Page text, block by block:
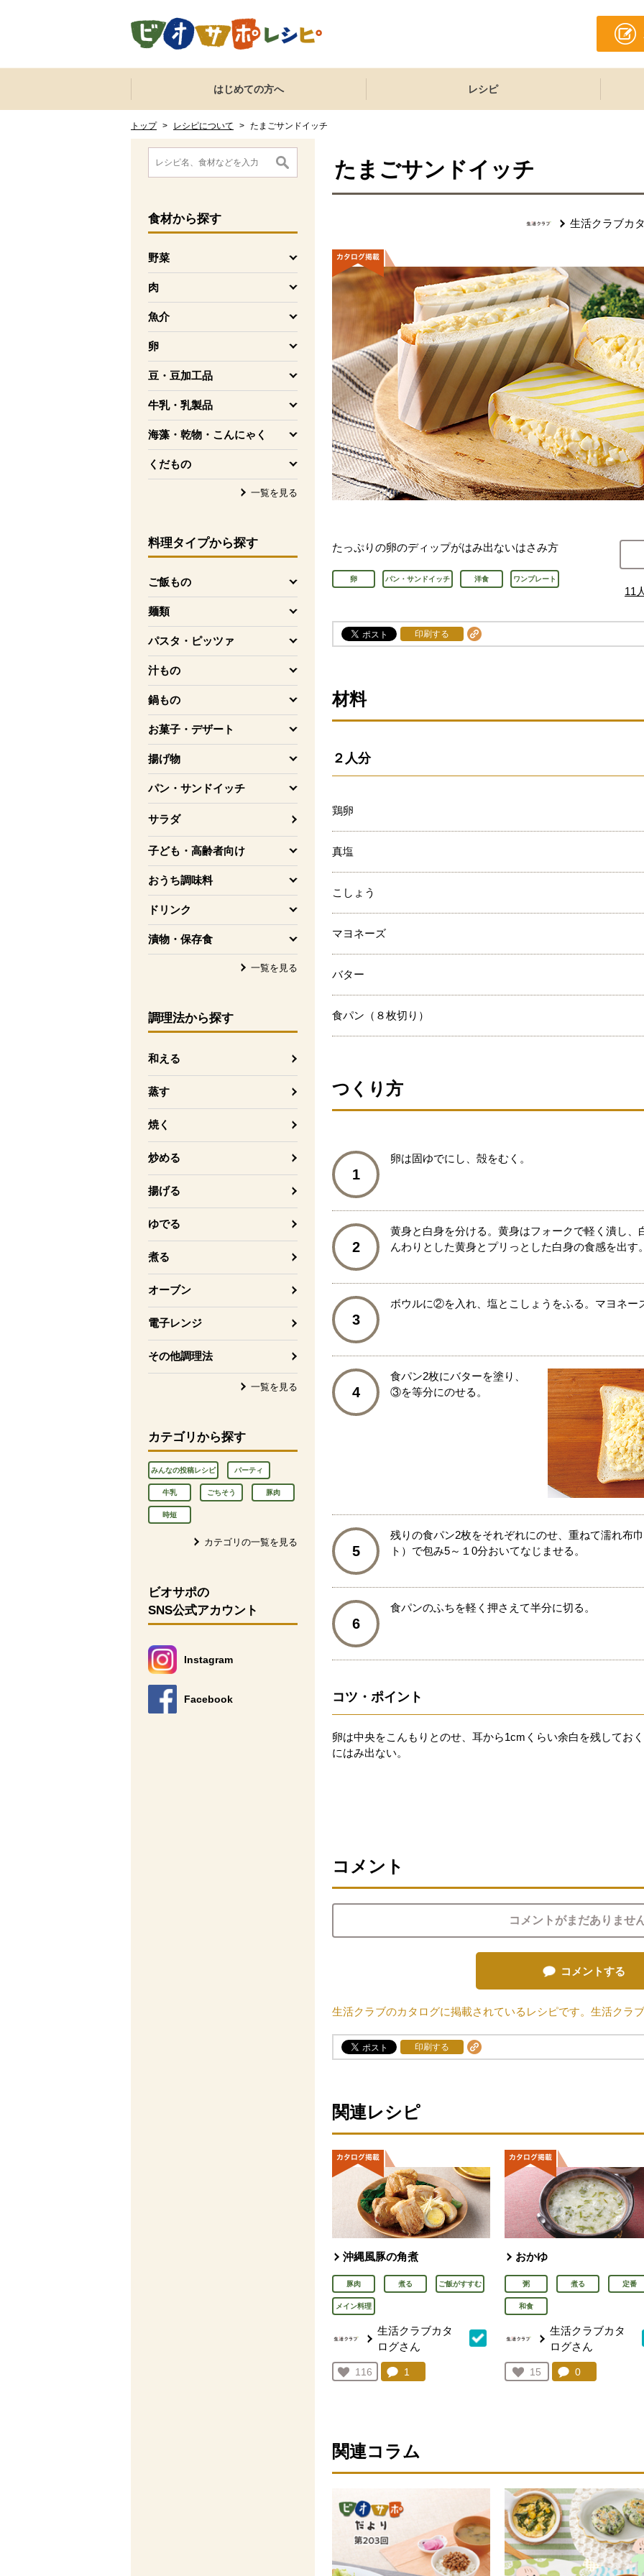
ここからサイト内共通メニューです。
サイト内共通メニューをスキップする
はじめての方へ レシピ
トップ > レシピについて > たまごサンドイッチ
ここから消費材検索メニューです。
食材から探す
野菜
を開く
肉
を開く
魚介
を開く
卵
を開く
豆・豆加工品
を開く
牛乳・乳製品
を開く
海藻・乾物・こんにゃく
を開く
くだもの
を開く
一覧を見る
料理タイプから探す
ご飯もの
を開く
麺類
を開く
パスタ・ピッツァ
を開く
汁もの
を開く
鍋もの
を開く
お菓子・デザート
を開く
揚げ物
を開く
パン・サンドイッチ
を開く
サラダ
子ども・高齢者向け
を開く
おうち調味料
を開く
ドリンク
を開く
漬物・保存食
を開く
一覧を見る
調理法から探す
和える
蒸す
焼く
炒める
揚げる
ゆでる
煮る
オーブン
電子レンジ
その他調理法
一覧を見る
カテゴリから探す
みんなの投稿レシピ パーティ
牛乳 ごちそう 豚肉
時短
カテゴリの一覧を見る
消費材検索メニューここまで。
ここから本文です。
ビオサポの
SNS公式アカウント
Instagram
別のウィンドウで開きます。
Facebook
別のウィンドウで開きます。
たまごサンドイッチ
生活クラブカ
たっぷりの卵のディップがはみ出ないはさみ方
卵 パン・サンドイッチ 洋食 ワンプレート
11
印刷する
材料
２人分
鶏卵
真塩
こしょう
マヨネーズ
バター
食パン（８枚切り）
つくり方
1
卵は固ゆでにし、殻をむく。
2
黄身と白身を分ける。黄身はフォークで軽く潰し
んわりとした黄身とプリっとした白身の食感を出す。
3
ボウルに②を入れ、塩とこしょうをふる。マヨネー
4
食パン2枚にバターを塗り、
③を等分にのせる。
5
残りの食パン2枚をそれぞれにのせ、重ねて濡れ布
ト）で包み5～１0分おいてなじませる。
6
食パンのふちを軽く押さえて半分に切る。
コツ・ポイント
卵は中央をこんもりとのせ、耳から1cmくらい余白を残してお
にはみ出ない。
コメント
コメントがまだありません
コメントする
生活クラブのカタログに掲載されているレシピです。生活クラ
印刷する
関連レシピ
沖縄風豚の角煮
豚肉 煮る ご飯がすすむ
メイン料理
生活クラブカタ
ログさん
お気に入り登録：
116
人が登録
コメント：
1
おかゆ
粥 煮る 定番
和食
生活クラブカタ
ログさん
お気に入り登録：
15
人が登録
コメント：
0件。コメント
関連コラム